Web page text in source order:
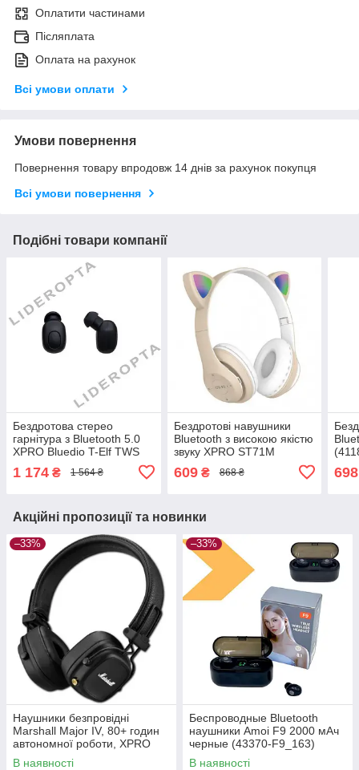
Оплатити частинами
Післяплата
Оплата на рахунок
Всі умови оплати
Умови повернення
Повернення товару впродовж 14 днів за рахунок покупця
Всі умови повернення
Подібні товари компанії
Бездротова стерео
гарнітура з Bluetooth 5.0
XPRO Bluedio T-Elf TWS
01_647)
1 174 ₴ 1 564 ₴
Бездротові навушники
Bluetooth з високою якістю
звуку XPRO ST71M
609₴ 868 ₴ 698
Акційні пропозиції та новинки
–33%
Наушники безпровідні
Marshall Major IV, 80+ годин
автономної роботи, XPRO
(44691-_291)
В наявності
–33%
Беспроводные Bluetooth
наушники Amoi F9 2000 мАч
черные (43370-F9_163)
В наявності